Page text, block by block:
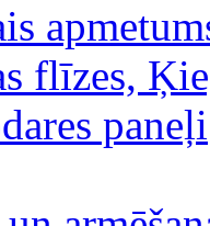
flīzes,
paneļi